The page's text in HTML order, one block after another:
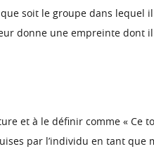
soit le groupe dans lequel
donne une empreinte dont
et à le définir comme « Ce
par l’individu en tant que